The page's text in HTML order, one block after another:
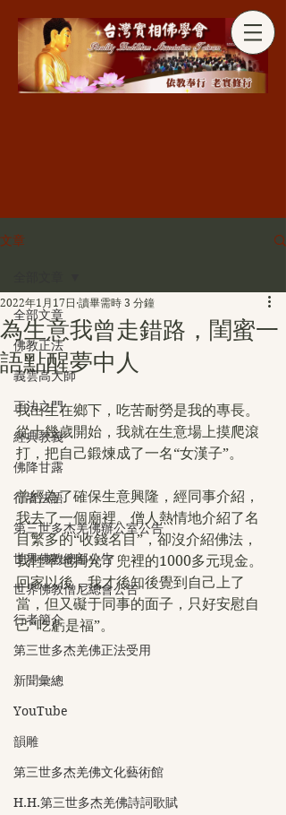
分享
文章
全部文章
佛教正法
義雲高大師
正法之門
經典教義
佛降甘露
行者法語
第三世多杰羌佛辦公室公告
世界佛教總部公告
世界佛教僧尼總會公告
行者簡介
第三世多杰羌佛正法受用
新聞彙總
YouTube
韻雕
第三世多杰羌佛文化藝術館
H.H.第三世多杰羌佛詩詞歌賦
為生意我曾走錯路，閨蜜一
語點醒夢中人
2022年1月17日 讀畢需時 3 分鐘
我出生在鄉下，吃苦耐勞是我的專長。
從十幾歲開始，我就在生意場上摸爬滾
打，把自己鍛煉成了一名“女漢子”。
曾經為了確保生意興隆，經同事介紹，
我去了一個廟裡。僧人熱情地介紹了名
目繁多的“收錢名目”，卻沒介紹佛法，
我輕率地掏光了兜裡的1000多元現金。
回家以後，我才後知後覺到自己上了
當，但又礙于同事的面子，只好安慰自
己“吃虧是福”。